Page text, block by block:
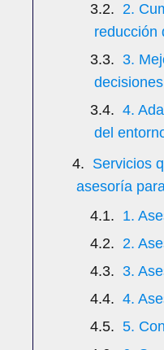
2.
reducción
3.
4.
del
Servicios
asesoría
1.
2.
3.
4.
5.